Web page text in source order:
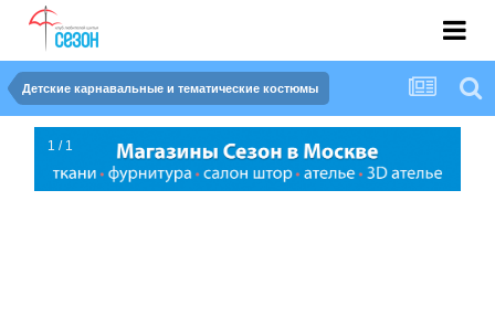
Детские карнавальные и тематические костюмы
1 / 1